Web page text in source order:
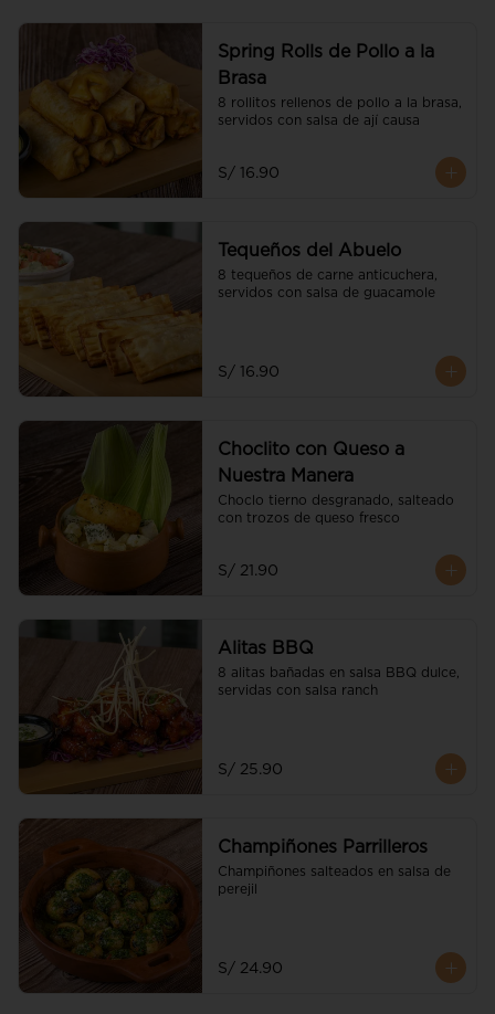
Spring Rolls de Pollo a la
Brasa
8 rollitos rellenos de pollo a la brasa,
servidos con salsa de ají causa
S/ 16.90
Tequeños del Abuelo
8 tequeños de carne anticuchera,
servidos con salsa de guacamole
S/ 16.90
Choclito con Queso a
Nuestra Manera
Choclo tierno desgranado, salteado
con trozos de queso fresco
S/ 21.90
Alitas BBQ
8 alitas bañadas en salsa BBQ dulce,
servidas con salsa ranch
S/ 25.90
Champiñones Parrilleros
Champiñones salteados en salsa de
perejil
S/ 24.90